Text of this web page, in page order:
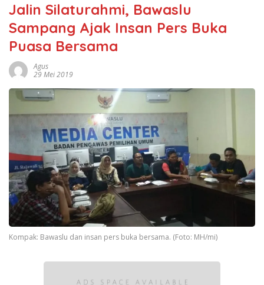
Jalin Silaturahmi, Bawaslu
Sampang Ajak Insan Pers Buka
Puasa Bersama
Agus
29 Mei 2019
Kompak: Bawaslu dan insan pers buka bersama. (Foto: MH/mi)